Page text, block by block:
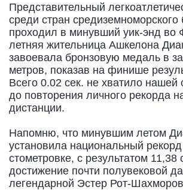
Представительный
среди стран средиземноморского
проходил в минувший уик-энд во
летняя жительница Ашкелона
завоевала бронзовую медаль в
метров, показав на финише
Всего 0.02 сек. не хватило нашей
до повторения личного рекорда
дистанции.
Напомню, что минувшим летом
установила национальный
стометровке, с результатом 11,38
достижение почти полувековой
легендарной Эстер Рот-